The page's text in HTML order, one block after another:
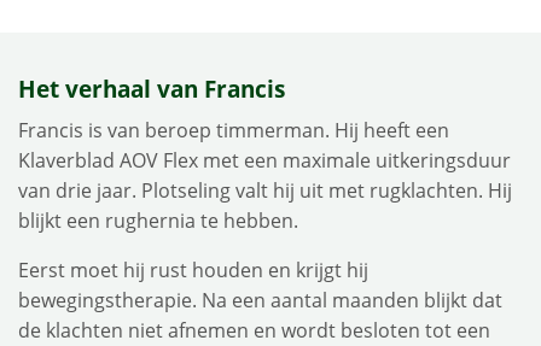
Het verhaal van Francis
Francis is van beroep timmerman. Hij heeft een
Klaverblad AOV Flex met een maximale uitkeringsduur
van drie jaar. Plotseling valt hij uit met rugklachten. Hij
blijkt een rughernia te hebben.
Eerst moet hij rust houden en krijgt hij
bewegingstherapie. Na een aantal maanden blijkt dat
de klachten niet afnemen en wordt besloten tot een